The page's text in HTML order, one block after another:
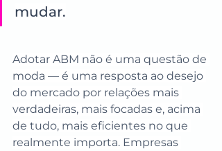
mudar.
Adotar ABM não é uma questão de
moda — é uma resposta ao desejo
do mercado por relações mais
verdadeiras, mais focadas e, acima
de tudo, mais eficientes no que
realmente importa. Empresas